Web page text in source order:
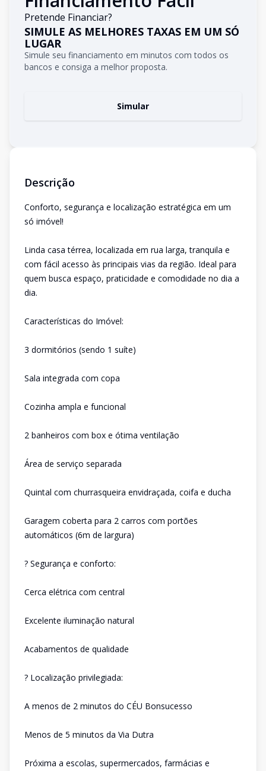
Pretende Financiar?
SIMULE AS MELHORES TAXAS EM UM SÓ
LUGAR
Simule seu financiamento em minutos com todos os
bancos e consiga a melhor proposta.
Simular
Descrição
Conforto, segurança e localização estratégica em um
só imóvel!
Linda casa térrea, localizada em rua larga, tranquila e
com fácil acesso às principais vias da região. Ideal para
quem busca espaço, praticidade e comodidade no dia a
dia.
Características do Imóvel:
3 dormitórios (sendo 1 suíte)
Sala integrada com copa
Cozinha ampla e funcional
2 banheiros com box e ótima ventilação
Área de serviço separada
Quintal com churrasqueira envidraçada, coifa e ducha
Garagem coberta para 2 carros com portões
automáticos (6m de largura)
? Segurança e conforto:
Cerca elétrica com central
Excelente iluminação natural
Acabamentos de qualidade
? Localização privilegiada:
A menos de 2 minutos do CÉU Bonsucesso
Menos de 5 minutos da Via Dutra
Próxima a escolas, supermercados, farmácias e